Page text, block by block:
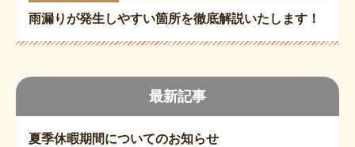
最新記事
夏季休暇期間についてのお知らせ
雨漏りが発生しやすい箇所を徹底解説いたします！